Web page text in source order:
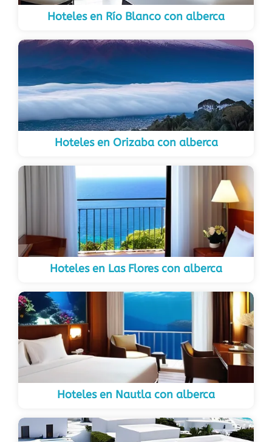
Hoteles en Río Blanco con alberca
Hoteles en Orizaba con alberca
Hoteles en Las Flores con alberca
Hoteles en Nautla con alberca